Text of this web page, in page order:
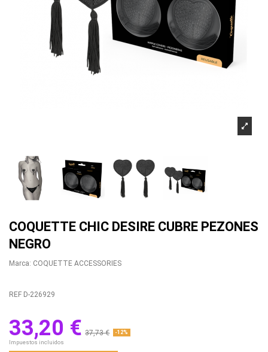
COQUETTE CHIC DESIRE CUBRE PEZONES
NEGRO
Marca: COQUETTE ACCESSORIES
REF D-226929
33,20 € 37,73 € -12%
Impuestos incluidos